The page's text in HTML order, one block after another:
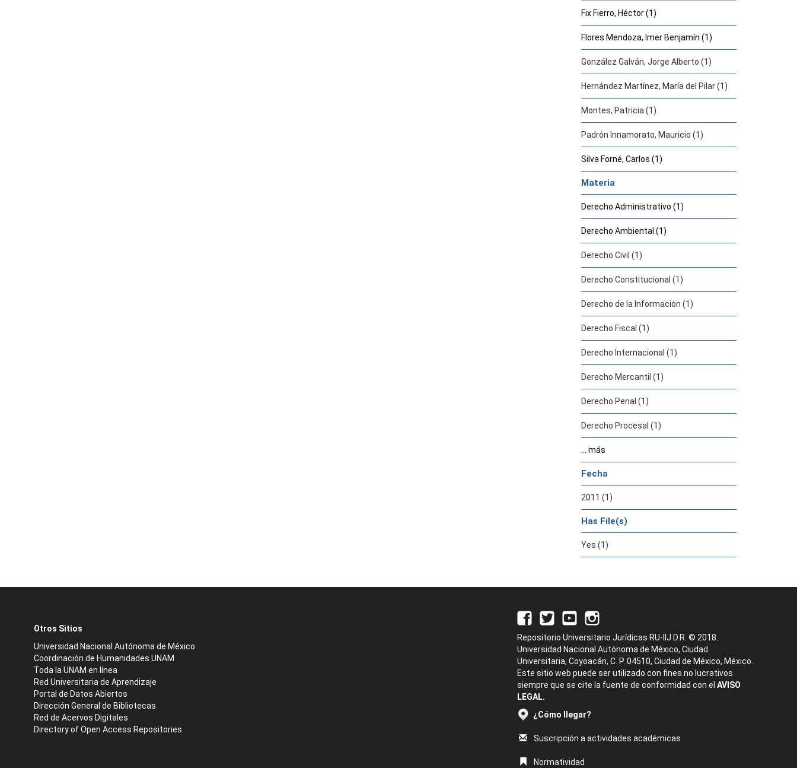
Fix Fierro, Héctor (1)
Flores Mendoza, Imer Benjamín (1)
González Galván, Jorge Alberto (1)
Hernández Martínez, María del Pilar (1)
Montes, Patricia (1)
Padrón Innamorato, Mauricio (1)
Silva Forné, Carlos (1)
Materia
Derecho Administrativo (1)
Derecho Ambiental (1)
Derecho Civil (1)
Derecho Constitucional (1)
Derecho de la Información (1)
Derecho Fiscal (1)
Derecho Internacional (1)
Derecho Mercantil (1)
Derecho Penal (1)
Derecho Procesal (1)
... más
Fecha
2011 (1)
Has File(s)
Yes (1)
Otros Sitios
Universidad Nacional Autónoma de México
Coordinación de Humanidades UNAM
Toda la UNAM en línea
Red Universitaria de Aprendizaje
Portal de Datos Abiertos
Dirección General de Bibliotecas
Red de Acervos Digitales
Directory of Open Access Repositories
Repositorio Universitario Jurídicas RU-IIJ D.R. © 2018.
Universidad Nacional Autónoma de México, Ciudad
Universitaria, Coyoacán, C. P. 04510, Ciudad de México, México.
Este sitio web puede ser utilizado con fines no lucrativos
siempre que se cite la fuente de conformidad con el AVISO
LEGAL.
¿Cómo llegar?
Suscripción a actividades académicas
Normatividad